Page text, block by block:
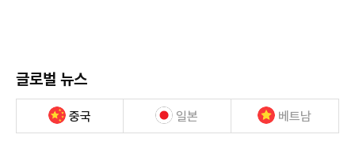
글로벌 뉴스
중국 일본 베트남